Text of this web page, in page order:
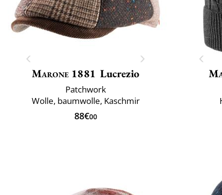
Marone 1881 Lucrezio
Patchwork
Wolle, baumwolle, Kaschmir
88€00